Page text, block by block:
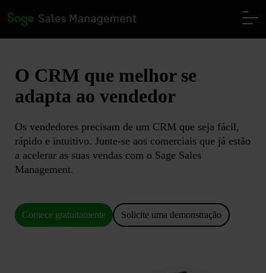
O CRM que melhor se
adapta ao vendedor
Os vendedores precisam de um CRM que seja fácil,
rápido e intuitivo. Junte-se aos comerciais que já estão
a acelerar as suas vendas com o Sage Sales
Management.
Comece gratuitamente Solicite uma demonstração